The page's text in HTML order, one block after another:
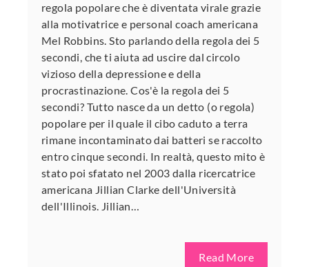
regola popolare che è diventata virale grazie
alla motivatrice e personal coach americana
Mel Robbins. Sto parlando della regola dei 5
secondi, che ti aiuta ad uscire dal circolo
vizioso della depressione e della
procrastinazione. Cos'è la regola dei 5
secondi? Tutto nasce da un detto (o regola)
popolare per il quale il cibo caduto a terra
rimane incontaminato dai batteri se raccolto
entro cinque secondi. In realtà, questo mito è
stato poi sfatato nel 2003 dalla ricercatrice
americana Jillian Clarke dell'Università
dell'Illinois. Jillian…
Read More